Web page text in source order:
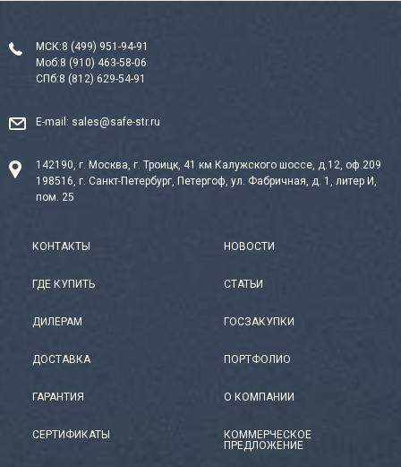
МСК:8 (499) 951-94-91
Моб:8 (910) 463-58-06
СПб:8 (812) 629-54-91
E-mail: sales@safe-str.ru
142190, г. Москва, г. Троицк, 41 км Калужского шоссе, д.12, оф.209
198516, г. Санкт-Петербург, Петергоф, ул. Фабричная, д. 1, литер И,
пом. 25
КОНТАКТЫ
ГДЕ КУПИТЬ
ДИЛЕРАМ
ДОСТАВКА
ГАРАНТИЯ
СЕРТИФИКАТЫ
НОВОСТИ
СТАТЬИ
ГОСЗАКУПКИ
ПОРТФОЛИО
О КОМПАНИИ
КОММЕРЧЕСКОЕ
ПРЕДЛОЖЕНИЕ